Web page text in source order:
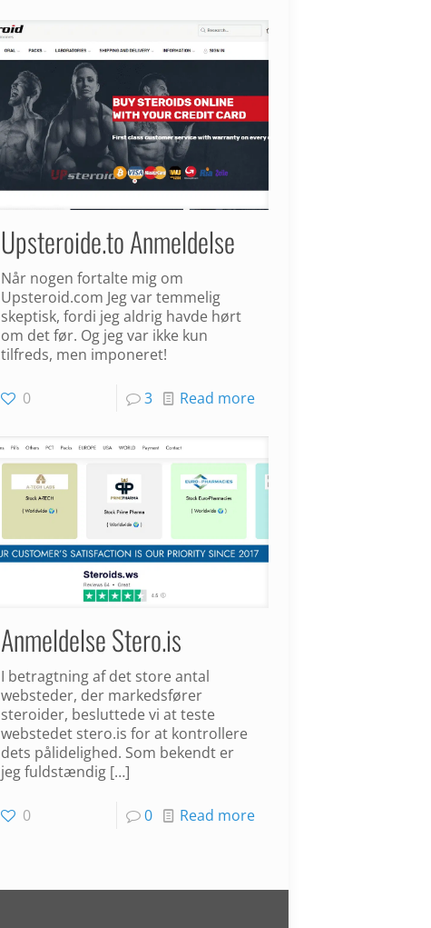
Upsteroide.to Anmeldelse
Når nogen fortalte mig om
Upsteroid.com Jeg var temmelig
skeptisk, fordi jeg aldrig havde hørt
om det før. Og jeg var ikke kun
tilfreds, men imponeret!
0 3 Read more
Anmeldelse Stero.is
I betragtning af det store antal
websteder, der markedsfører
steroider, besluttede vi at teste
webstedet stero.is for at kontrollere
dets pålidelighed. Som bekendt er
jeg fuldstændig[…]
0 0 Read more